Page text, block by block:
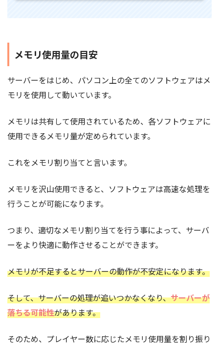
メモリ使用量の目安
サーバーをはじめ、パソコン上の全てのソフトウェアはメ
モリを使用して動いています。
メモリは共有して使用されているため、各ソフトウェアに
使用できるメモリ量が定められています。
これをメモリ割り当てと言います。
メモリを沢山使用できると、ソフトウェアは高速な処理を
行うことが可能になります。
つまり、適切なメモリ割り当てを行う事によって、サーバ
ーをより快適に動作させることができます。
メモリが不足するとサーバーの動作が不安定になります。
そして、サーバーの処理が追いつかなくなり、サーバーが
落ちる可能性があります。
そのため、プレイヤー数に応じたメモリ使用量を割り振り